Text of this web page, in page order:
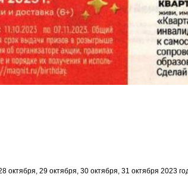
29 октября, 30 октября, 31 октября 2023